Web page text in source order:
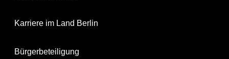
Karriere im Land Berlin
Bürgerbeteiligung